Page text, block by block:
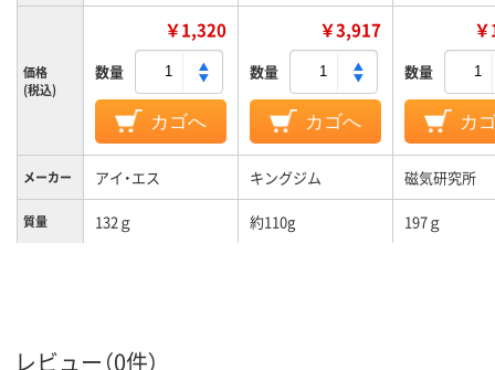
価格
(税込)
￥1,320
数量
カゴへ
￥3,917
数量
カゴへ
数量
カ
メーカー アイ・エス キングジム 磁気研究所
質量 132ｇ 約110g 197ｇ
レビュー（0件）